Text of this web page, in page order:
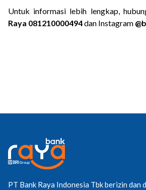
Untuk informasi lebih lengkap,
Raya 081210000494 dan Instagram
PT Bank Raya Indonesia Tbk berizin dan